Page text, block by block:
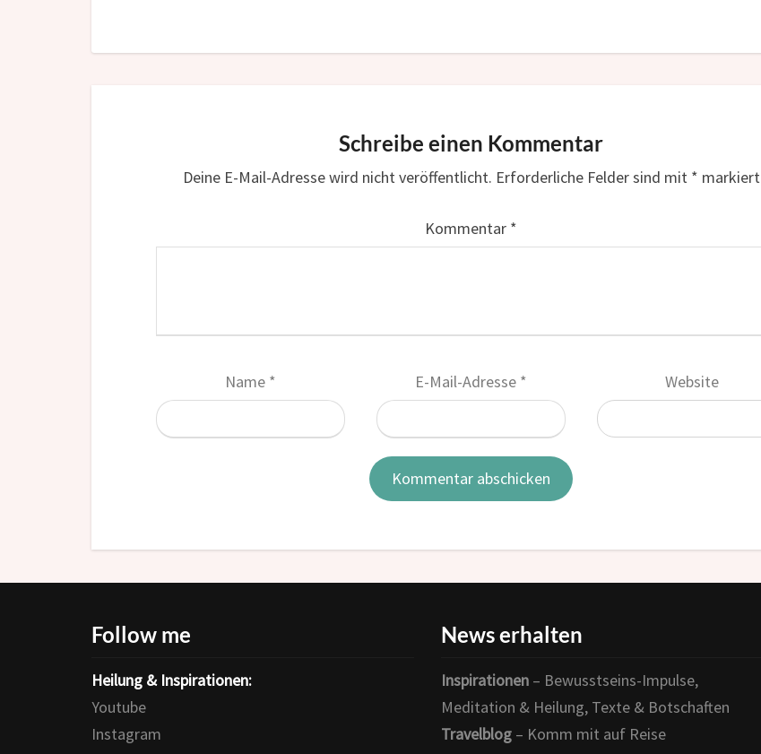
Schreibe einen Kommentar
Deine E-Mail-Adresse wird nicht veröffentlicht. Erforderliche Felder sind mit * markiert
Kommentar *
Name * E-Mail-Adresse * Website
Follow me
Heilung & Inspirationen:
Youtube
Instagram
News erhalten
Inspirationen – Bewusstseins-Impulse,
Meditation & Heilung, Texte & Botschaften
Travelblog – Komm mit auf Reise